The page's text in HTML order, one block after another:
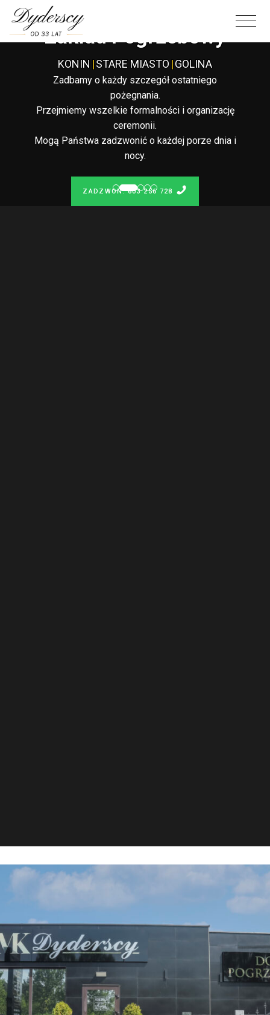
Całodobowy
Zakład Pogrzebowy
KONIN |STARE MIASTO |GOLINA
Zadbamy o każdy szczegół ostatniego
pożegnania.
Przejmiemy wszelkie formalności i organizację
ceremonii.
Mogą Państwa zadzwonić o każdej porze dnia i
nocy.
ZADZWOŃ: 603 256 728